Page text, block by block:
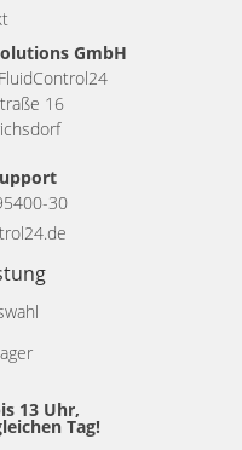
GmbH
16
30
13 Uhr,
Tag!